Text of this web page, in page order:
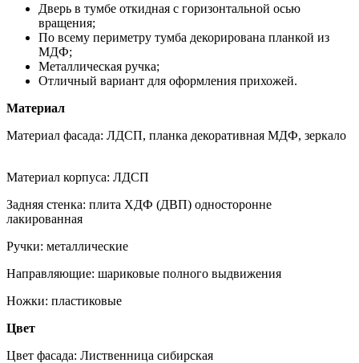
Дверь в тумбе откидная с горизонтальной осью
вращения;
По всему периметру тумба декорирована планкой из
МДФ;
Металлическая ручка;
Отличный вариант для оформления прихожей.
Материал
Материал фасада: ЛДСП, планка декоративная МДФ, зеркало
Материал корпуса: ЛДСП
Задняя стенка: плита ХДФ (ДВП) односторонне
лакированная
Ручки: металлические
Направляющие: шариковые полного выдвижения
Ножки: пластиковые
Цвет
Цвет фасада: Лиственница сибирская